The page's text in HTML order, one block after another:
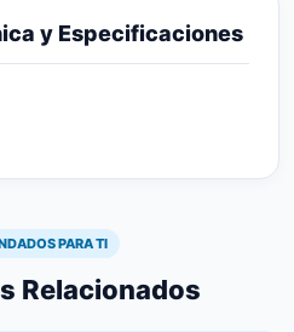
y Especificaciones
PARA TI
Relacionados